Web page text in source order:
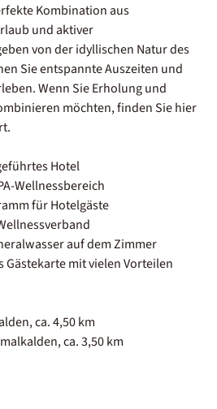
Kombination aus
und aktiver
von der idyllischen Natur des
Sie entspannte Auszeiten und
Wenn Sie Erholung und
möchten, finden Sie hier
Hotel
Wellnessbereich
für Hotelgäste
auf dem Zimmer
Gästekarte mit vielen Vorteilen
ca. 4,50 km
ca. 3,50 km